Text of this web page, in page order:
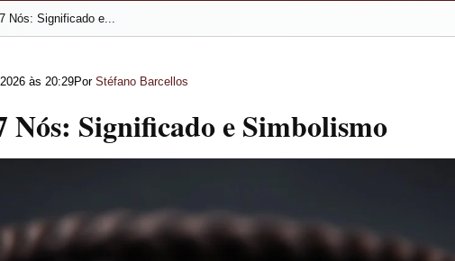
Nós: Significado e...
às 20:29Por Stéfano Barcellos
Nós: Significado e Simbolismo